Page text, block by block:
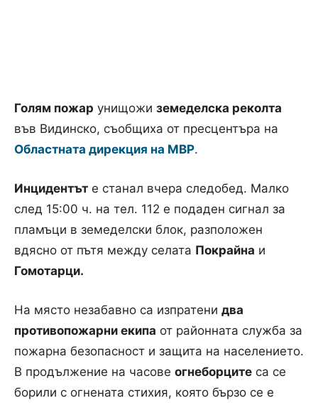
Голям пожар унищожи земеделска реколта
във Видинско, съобщиха от пресцентъра на
Областната дирекция на МВР.
Инцидентът е станал вчера следобед. Малко
след 15:00 ч. на тел. 112 е подаден сигнал за
пламъци в земеделски блок, разположен
вдясно от пътя между селата Покрайна и
Гомотарци.
На място незабавно са изпратени два
противопожарни екипа от районната служба за
пожарна безопасност и защита на населението.
В продължение на часове огнеборците са се
борили с огнената стихия, която бързо се е